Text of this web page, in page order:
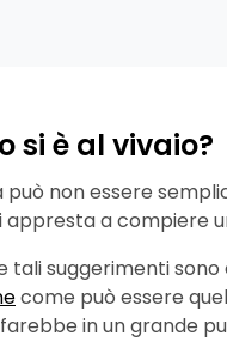
si è al vivaio?
non essere
a compiere
suggerimenti
come può essere
in un grande